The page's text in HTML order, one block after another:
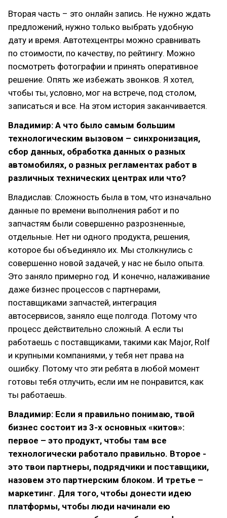
Вторая часть – это онлайн запись. Не нужно ждать
предложений, нужно только выбрать удобную
дату и время. Автотехцентры можно сравнивать
по стоимости, по качеству, по рейтингу. Можно
посмотреть фотографии и принять оперативное
решение. Опять же избежать звонков. Я хотел,
чтобы ты, условно, мог на встрече, под столом,
записаться и все. На этом история заканчивается.
Владимир: А что было самым большим
технологическим вызовом – синхронизация,
сбор данных, обработка данных о разных
автомобилях, о разных регламентах работ в
различных технических центрах или что?
Владислав: Сложность была в том, что изначально
данные по времени выполнения работ и по
запчастям были совершенно разрозненные,
отдельные. Нет ни одного продукта, решения,
которое бы объединяло их. Мы столкнулись с
совершенно новой задачей, у нас не было опыта.
Это заняло примерно год. И конечно, налаживание
даже бизнес процессов с партнерами,
поставщиками запчастей, интеграция
автосервисов, заняло еще полгода. Потому что
процесс действительно сложный. А если ты
работаешь с поставщиками, такими как Major, Rolf
и крупными компаниями, у тебя нет права на
ошибку. Потому что эти ребята в любой момент
готовы тебя отлучить, если им не понравится, как
ты работаешь.
Владимир: Если я правильно понимаю, твой
бизнес состоит из 3-х основных «китов»:
первое – это продукт, чтобы там все
технологически работало правильно. Второе -
это твои партнеры, подрядчики и поставщики,
назовем это партнерским блоком. И третье –
маркетинг. Для того, чтобы донести идею
платформы, чтобы люди начинали ею